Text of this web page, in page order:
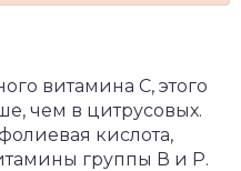
витамина С, этого
чем в цитрусовых.
кислота,
группы В и Р.